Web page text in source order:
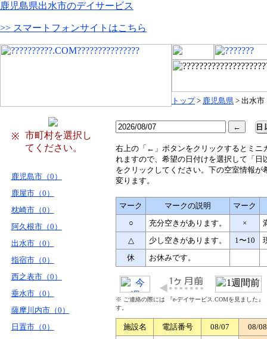
鹿児島県出水市のデイサービス
>> スマートフォンサイトはこちら
トップ> 鹿児島県 > 出水市
※
市町村を選択し
てください。
鹿児島市（0）
鹿屋市（0）
枕崎市（0）
阿久根市（0）
出水市（0）
指宿市（0）
西之表市（0）
垂水市（0）
薩摩川内市（0）
日置市（0）
右上の「←」ボタンをクリックするとミニ
れますので、希望の日付けを選択して「日
をクリックしてください。下の空室情報が
変ります。
マーク マークの説明
マーク
○
充分空きがあります。 ×
△
少し空きがあります。 1〜10
休
お休みです。
※ ご連絡の際には 『e-デイサービス.COMを見ました
す。
施設名 電話番号 08/07
08/08